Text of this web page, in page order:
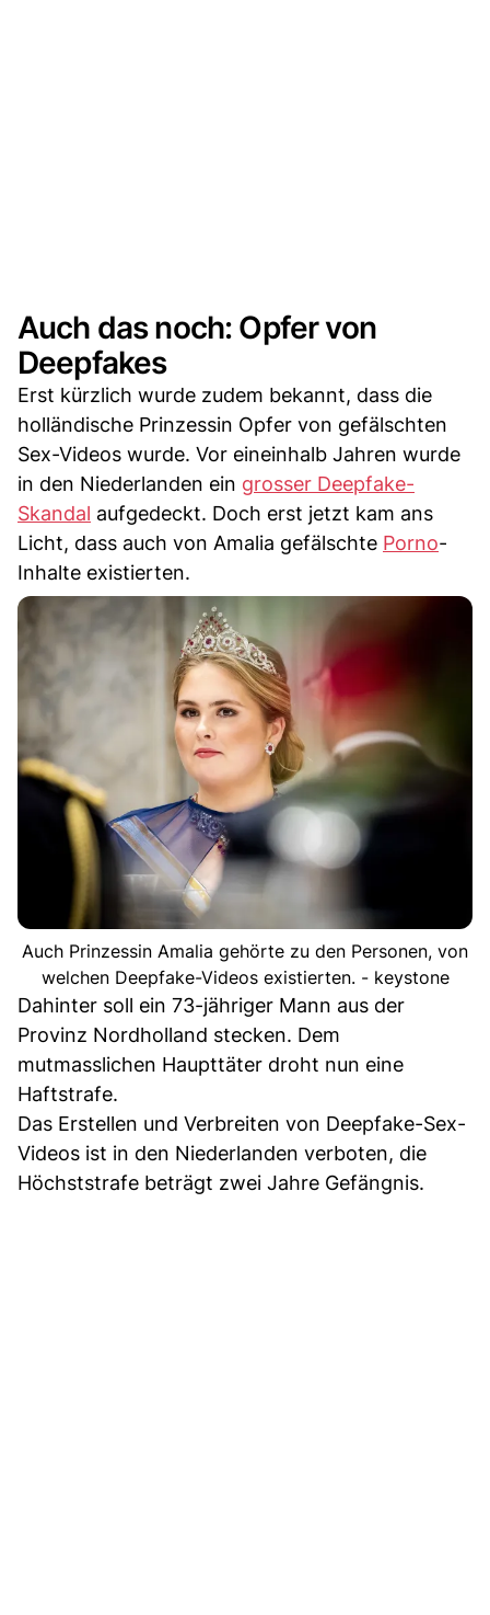
Auch das noch: Opfer von
Deepfakes
Erst kürzlich wurde zudem bekannt, dass die
holländische Prinzessin Opfer von gefälschten
Sex-Videos wurde. Vor eineinhalb Jahren wurde
in den Niederlanden ein grosser Deepfake-
Skandal aufgedeckt. Doch erst jetzt kam ans
Licht, dass auch von Amalia gefälschte Porno-
Inhalte existierten.
Auch Prinzessin Amalia gehörte zu den Personen, von
welchen Deepfake-Videos existierten. - keystone
Dahinter soll ein 73-jähriger Mann aus der
Provinz Nordholland stecken. Dem
mutmasslichen Haupttäter droht nun eine
Haftstrafe.
Das Erstellen und Verbreiten von Deepfake-Sex-
Videos ist in den Niederlanden verboten, die
Höchststrafe beträgt zwei Jahre Gefängnis.